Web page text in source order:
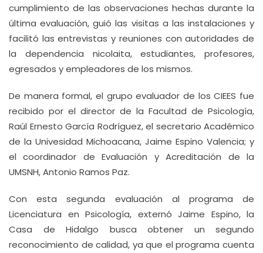
cumplimiento de las observaciones hechas durante la
última evaluación, guió las visitas a las instalaciones y
facilitó las entrevistas y reuniones con autoridades de
la dependencia nicolaita, estudiantes, profesores,
egresados y empleadores de los mismos.
De manera formal, el grupo evaluador de los CIEES fue
recibido por el director de la Facultad de Psicología,
Raúl Ernesto García Rodríguez, el secretario Académico
de la Univesidad Michoacana, Jaime Espino Valencia; y
el coordinador de Evaluación y Acreditación de la
UMSNH, Antonio Ramos Paz.
Con esta segunda evaluación al programa de
Licenciatura en Psicología, externó Jaime Espino, la
Casa de Hidalgo busca obtener un segundo
reconocimiento de calidad, ya que el programa cuenta